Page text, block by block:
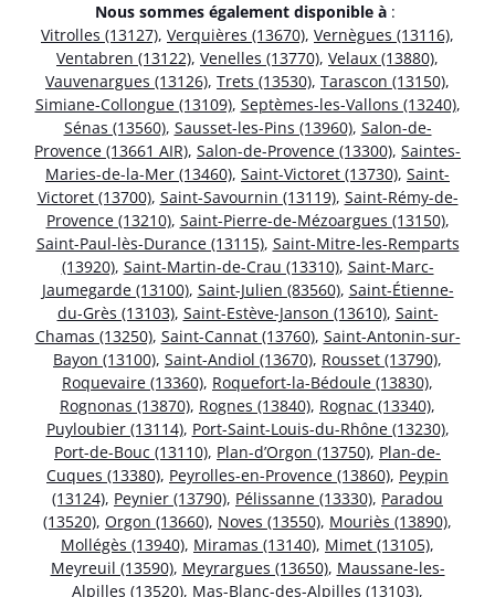
Nous sommes également disponible à :
Vitrolles (13127), Verquières (13670), Vernègues (13116),
Ventabren (13122), Venelles (13770), Velaux (13880),
Vauvenargues (13126), Trets (13530), Tarascon (13150),
Simiane-Collongue (13109), Septèmes-les-Vallons (13240),
Sénas (13560), Sausset-les-Pins (13960), Salon-de-
Provence (13661 AIR), Salon-de-Provence (13300), Saintes-
Maries-de-la-Mer (13460), Saint-Victoret (13730), Saint-
Victoret (13700), Saint-Savournin (13119), Saint-Rémy-de-
Provence (13210), Saint-Pierre-de-Mézoargues (13150),
Saint-Paul-lès-Durance (13115), Saint-Mitre-les-Remparts
(13920), Saint-Martin-de-Crau (13310), Saint-Marc-
Jaumegarde (13100), Saint-Julien (83560), Saint-Étienne-
du-Grès (13103), Saint-Estève-Janson (13610), Saint-
Chamas (13250), Saint-Cannat (13760), Saint-Antonin-sur-
Bayon (13100), Saint-Andiol (13670), Rousset (13790),
Roquevaire (13360), Roquefort-la-Bédoule (13830),
Rognonas (13870), Rognes (13840), Rognac (13340),
Puyloubier (13114), Port-Saint-Louis-du-Rhône (13230),
Port-de-Bouc (13110), Plan-d’Orgon (13750), Plan-de-
Cuques (13380), Peyrolles-en-Provence (13860), Peypin
(13124), Peynier (13790), Pélissanne (13330), Paradou
(13520), Orgon (13660), Noves (13550), Mouriès (13890),
Mollégès (13940), Miramas (13140), Mimet (13105),
Meyreuil (13590), Meyrargues (13650), Maussane-les-
Alpilles (13520), Mas-Blanc-des-Alpilles (13103),